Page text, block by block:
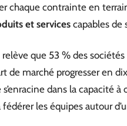
chaque contrainte en
et services capables de
que 53 % des
de marché progresser en
dans la capacité à
les équipes autour